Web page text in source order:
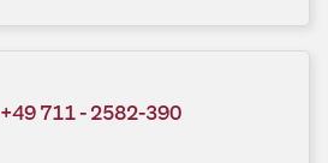
+49 711 - 2582-390